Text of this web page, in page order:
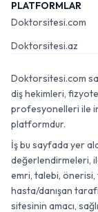
PLATFORMLAR
Doktorsitesi.com
Doktorsitesi.az
Doktorsitesi.com
diş hekimleri,
profesyonelleri ile
platformdur.
İş bu sayfada yer
değerlendirmeleri,
emri, talebi, önerisi,
hasta/danışan
sitesinin amacı,